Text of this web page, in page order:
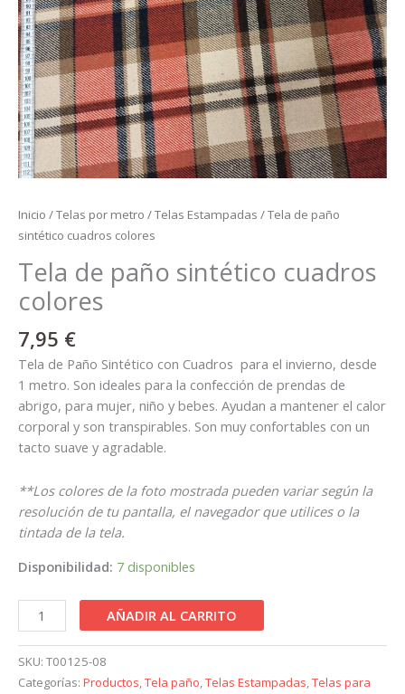
Inicio /Telas por metro /Telas Estampadas / Tela de paño
sintético cuadros colores
Tela de paño sintético cuadros
colores
7,95 €
Tela de Paño Sintético con Cuadros para el invierno, desde
1 metro. Son ideales para la confección de prendas de
abrigo, para mujer, niño y bebes. Ayudan a mantener el calor
corporal y son transpirables. Son muy confortables con un
tacto suave y agradable.
**Los colores de la foto mostrada pueden variar según la
resolución de tu pantalla, el navegador que utilices o la
tintada de la tela.
Disponibilidad: 7 disponibles
AÑADIR AL CARRITO
SKU: T00125-08
Categorías: Productos,Tela paño,Telas Estampadas,Telas para